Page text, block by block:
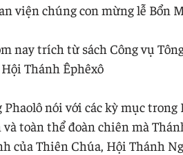
viện chúng con mừng lễ Bổn
nay trích từ sách Công vụ
Thánh Êphêxô
Phaolô nói với các kỳ mục
toàn thể đoàn chiên mà
của Thiên Chúa, Hội Thánh